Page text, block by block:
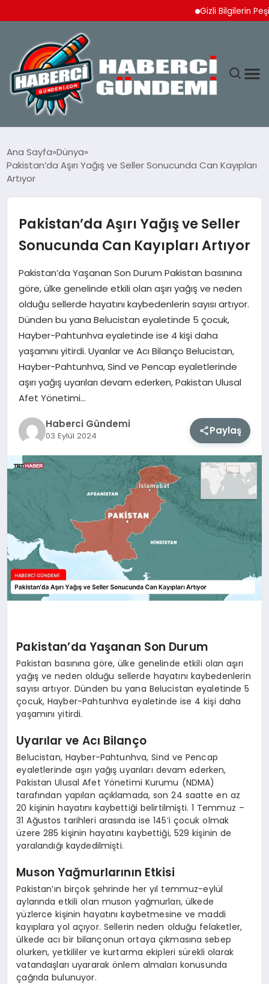
Gizli Bilgilerin
YAŞAM
DÜNYA
MAGAZIN
EĞITIM
SAĞLIK
TEKNOLOJI
Ana Sayfa Dünya
Pakistan’da Aşırı Yağış ve Seller Sonucunda Can Kayıpları
Artıyor
Pakistan’da Aşırı Yağış ve Seller
Sonucunda Can Kayıpları Artıyor
Pakistan’da Yaşanan Son Durum Pakistan basınına
göre, ülke genelinde etkili olan aşırı yağış ve neden
olduğu sellerde hayatını kaybedenlerin sayısı artıyor.
Dünden bu yana Belucistan eyaletinde 5 çocuk,
Hayber-Pahtunhva eyaletinde ise 4 kişi daha
yaşamını yitirdi. Uyarılar ve Acı Bilanço Belucistan,
Hayber-Pahtunhva, Sind ve Pencap eyaletlerinde
aşırı yağış uyarıları devam ederken, Pakistan Ulusal
Afet Yönetimi…
Haberci Gündemi
03 Eylül 2024 Paylaş
Pakistan’da Yaşanan Son Durum
Pakistan basınına göre, ülke genelinde etkili olan aşırı
yağış ve neden olduğu sellerde hayatını kaybedenlerin
sayısı artıyor. Dünden bu yana Belucistan eyaletinde 5
çocuk, Hayber-Pahtunhva eyaletinde ise 4 kişi daha
yaşamını yitirdi.
Uyarılar ve Acı Bilanço
Belucistan, Hayber-Pahtunhva, Sind ve Pencap
eyaletlerinde aşırı yağış uyarıları devam ederken,
Pakistan Ulusal Afet Yönetimi Kurumu (NDMA)
tarafından yapılan açıklamada, son 24 saatte en az
20 kişinin hayatını kaybettiği belirtilmişti. 1 Temmuz –
31 Ağustos tarihleri arasında ise 145’i çocuk olmak
üzere 285 kişinin hayatını kaybettiği, 529 kişinin de
yaralandığı kaydedilmişti.
Muson Yağmurlarının Etkisi
Pakistan’ın birçok şehrinde her yıl temmuz-eylül
aylarında etkili olan muson yağmurları, ülkede
yüzlerce kişinin hayatını kaybetmesine ve maddi
kayıplara yol açıyor. Sellerin neden olduğu felaketler,
ülkede acı bir bilançonun ortaya çıkmasına sebep
olurken, yetkililer ve kurtarma ekipleri sürekli olarak
vatandaşları uyararak önlem almaları konusunda
çağrıda bulunuyor.